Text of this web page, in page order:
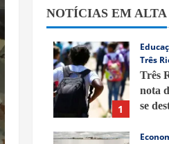
NOTÍCIAS EM ALTA
1
Três
Três
nota
se